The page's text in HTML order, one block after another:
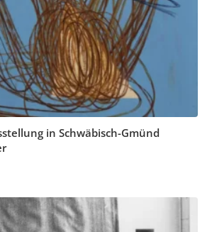
in Schwäbisch-Gmünd